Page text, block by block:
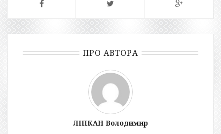
ПРО АВТОРА
ЛІПКАН Володимир